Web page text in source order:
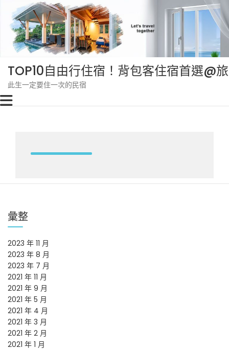
content
TOP10自由行住宿！背包客住宿首選@
此生一定要住一次的民宿
彙整
2023 年 11 月
2023 年 8 月
2023 年 7 月
2021 年 11 月
2021 年 9 月
2021 年 5 月
2021 年 4 月
2021 年 3 月
2021 年 2 月
2021 年 1 月